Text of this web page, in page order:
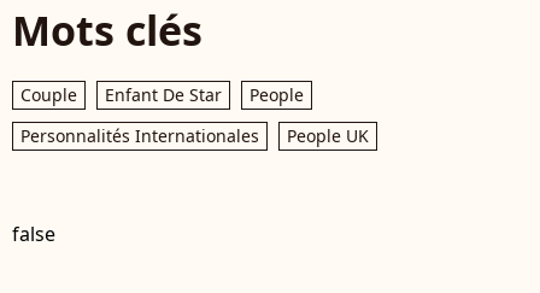
Mots clés
Couple Enfant De Star
People
Personnalités Internationales
People UK
false